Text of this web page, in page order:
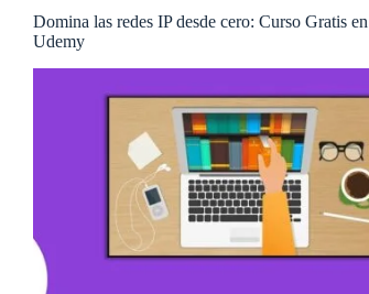
Domina las redes IP desde cero: Curso Gratis en
Udemy